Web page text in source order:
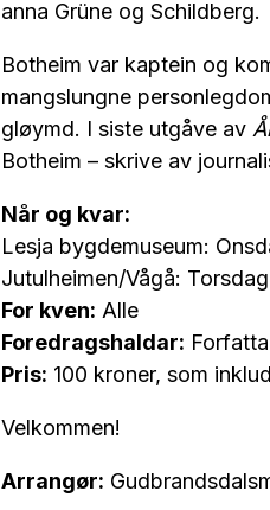
anna Grüne og Schildberg.
Botheim var kaptein og
mangslungne
gløymd. I siste utgåve av
Botheim – skrive av
Når og kvar:
Lesja bygdemuseum:
Jutulheimen/Vågå:
For kven: Alle
Foredragshaldar:
Pris: 100 kroner, som
Velkommen!
Arrangør: